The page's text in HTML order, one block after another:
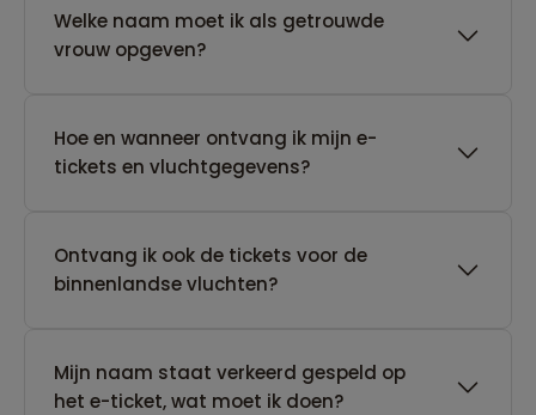
Welke naam moet ik als getrouwde
vrouw opgeven?
Hoe en wanneer ontvang ik mijn e-
tickets en vluchtgegevens?
Ontvang ik ook de tickets voor de
binnenlandse vluchten?
Mijn naam staat verkeerd gespeld op
het e-ticket, wat moet ik doen?